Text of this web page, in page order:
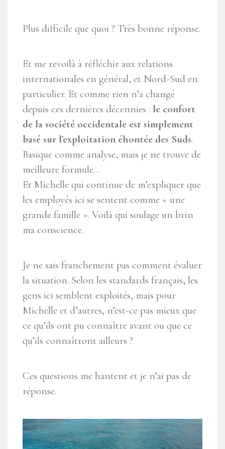
Plus difficile que quoi ? Très bonne réponse.
Et me revoilà à réfléchir aux relations
internationales en général, et Nord-Sud en
particulier. Et comme rien n’a changé
depuis ces dernières décennies : le confort
de la société occidentale est simplement
basé sur l’exploitation éhontée des Suds.
Basique comme analyse, mais je ne trouve de
meilleure formule…
Et Michelle qui continue de m’expliquer que
les employés ici se sentent comme « une
grande famille ». Voilà qui soulage un brin
ma conscience.
Je ne sais franchement pas comment évaluer
la situation. Selon les standards français, les
gens ici semblent exploités, mais pour
Michelle et d’autres, n’est-ce pas mieux que
ce qu’ils ont pu connaître avant ou que ce
qu’ils connaîtront ailleurs ?
Ces questions me hantent et je n’ai pas de
réponse.